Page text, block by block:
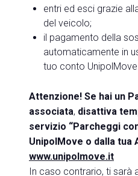
entri ed esci grazie
del veicolo;
il pagamento della
automaticamente in
tuo conto UnipolMove.
Attenzione! Se hai un
associata, disattiva
servizio “Parcheggi
UnipolMove o dalla tua
www.unipolmove.it
In caso contrario, ti sarà